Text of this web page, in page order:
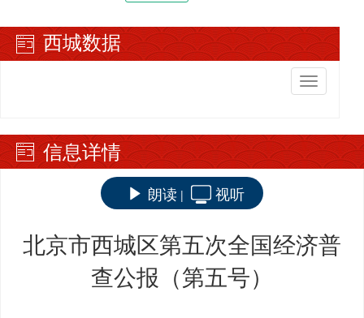
西城数据
切
换
航
信息详情
朗读 | 视听
北京市西城区第五次全国经济普
查公报（第五号）